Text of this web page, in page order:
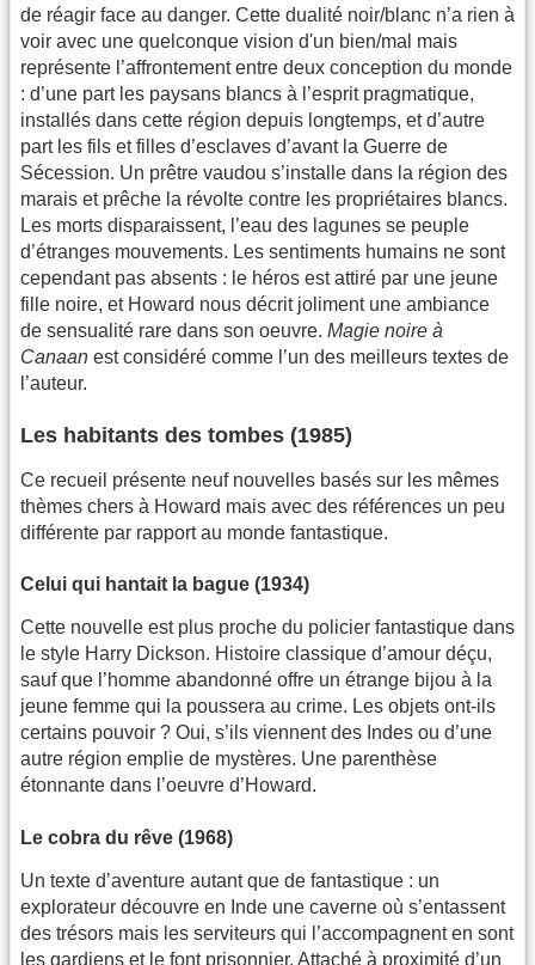
de réagir face au danger. Cette dualité noir/blanc n’a rien à
voir avec une quelconque vision d'un bien/mal mais
représente l’affrontement entre deux conception du monde
: d’une part les paysans blancs à l’esprit pragmatique,
installés dans cette région depuis longtemps, et d’autre
part les fils et filles d’esclaves d’avant la Guerre de
Sécession. Un prêtre vaudou s’installe dans la région des
marais et prêche la révolte contre les propriétaires blancs.
Les morts disparaissent, l’eau des lagunes se peuple
d’étranges mouvements. Les sentiments humains ne sont
cependant pas absents : le héros est attiré par une jeune
fille noire, et Howard nous décrit joliment une ambiance
de sensualité rare dans son oeuvre. Magie noire à
Canaan est considéré comme l’un des meilleurs textes de
l’auteur.
Les habitants des tombes (1985)
Ce recueil présente neuf nouvelles basés sur les mêmes
thèmes chers à Howard mais avec des références un peu
différente par rapport au monde fantastique.
Celui qui hantait la bague (1934)
Cette nouvelle est plus proche du policier fantastique dans
le style Harry Dickson. Histoire classique d’amour déçu,
sauf que l’homme abandonné offre un étrange bijou à la
jeune femme qui la poussera au crime. Les objets ont-ils
certains pouvoir ? Oui, s’ils viennent des Indes ou d’une
autre région emplie de mystères. Une parenthèse
étonnante dans l’oeuvre d’Howard.
Le cobra du rêve (1968)
Un texte d’aventure autant que de fantastique : un
explorateur découvre en Inde une caverne où s’entassent
des trésors mais les serviteurs qui l’accompagnent en sont
les gardiens et le font prisonnier. Attaché à proximité d’un